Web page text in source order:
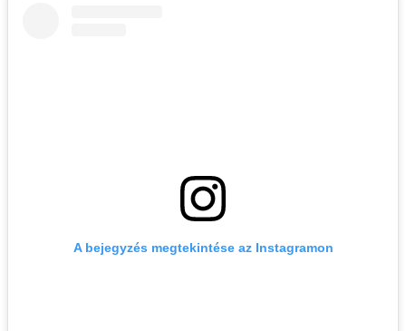
A bejegyzés megtekintése az Instagramon